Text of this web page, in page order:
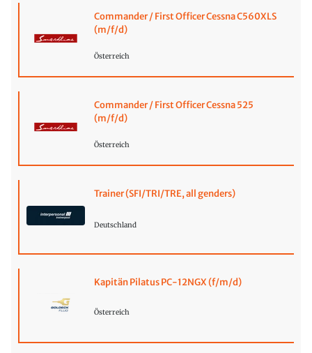
Commander / First Officer Cessna C560XLS
(m/f/d)
Österreich
Commander / First Officer Cessna 525
(m/f/d)
Österreich
Trainer (SFI/TRI/TRE, all genders)
Deutschland
Kapitän Pilatus PC-12NGX (f/m/d)
Österreich